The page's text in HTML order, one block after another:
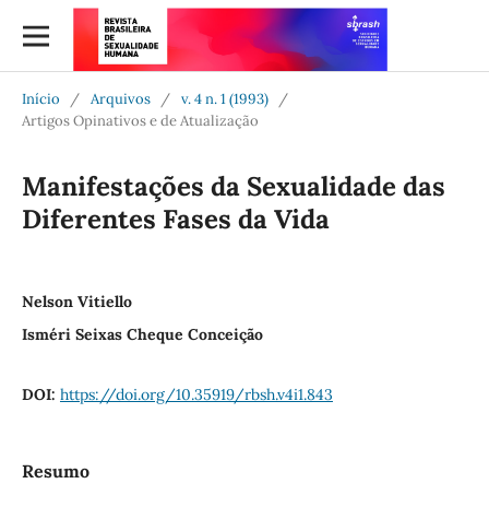
Início / Arquivos / v. 4 n. 1 (1993)
/
Artigos Opinativos e de Atualização
Manifestações da Sexualidade das
Diferentes Fases da Vida
Nelson Vitiello
Isméri Seixas Cheque Conceição
DOI: https://doi.org/10.35919/rbsh.v4i1.843
Resumo